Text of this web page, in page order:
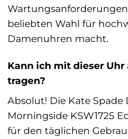
beliebten Wahl für
Damenuhren macht.
Kann ich mit dieser
tragen?
Absolut! Die Kate Spade
Morningside KSW1725
für den täglichen